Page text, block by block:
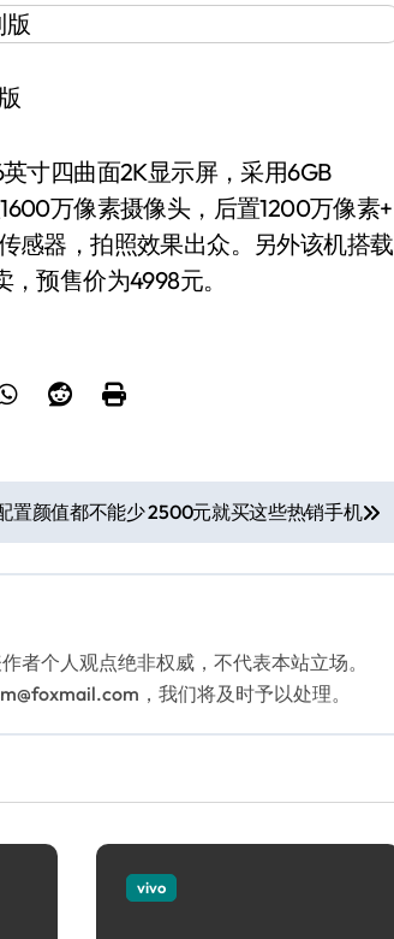
寸四曲面2K显示屏，采用6GB
万像素摄像头，后置1200万像素+
感器，拍照效果出众。另外该机搭载
预售价为4998元。
置颜值都不能少 2500元就买这些热销手机
者个人观点绝非权威，不代表本站立场。
，我们将及时予以处理。
vivo